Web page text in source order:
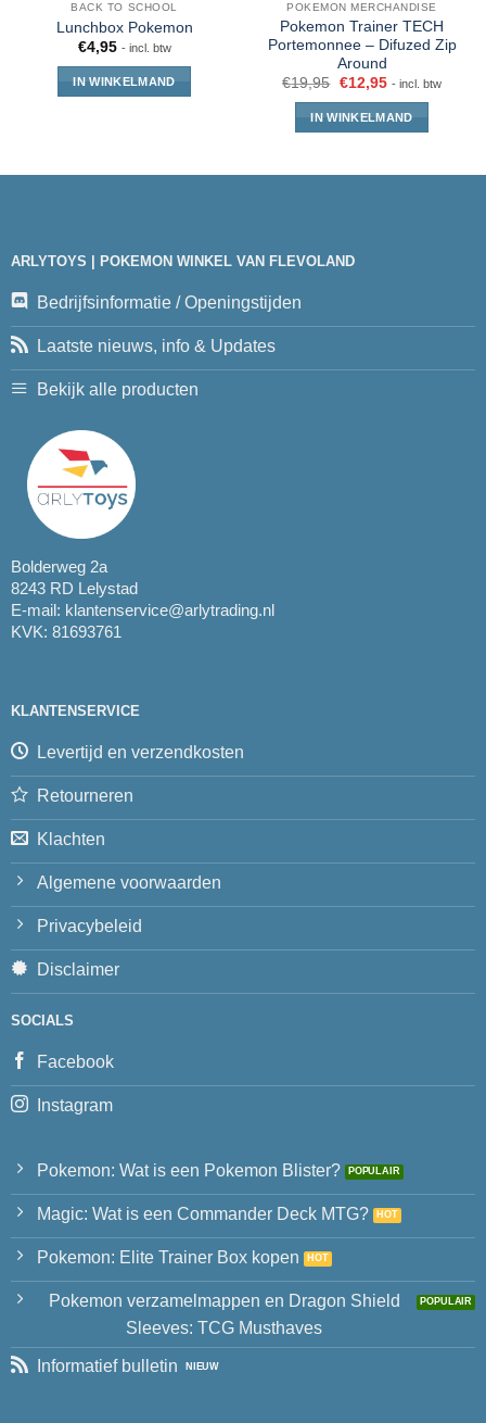
BACK TO SCHOOL
Lunchbox Pokemon
€4,95 - incl. btw
IN WINKELMAND
POKEMON MERCHANDISE
Pokemon Trainer TECH
Portemonnee – Difuzed Zip
Around
€19,95 €12,95 - incl. btw
IN WINKELMAND
ARLYTOYS | POKEMON WINKEL VAN FLEVOLAND
Bedrijfsinformatie / Openingstijden
Laatste nieuws, info & Updates
Bekijk alle producten
Bolderweg 2a
8243 RD Lelystad
E-mail: klantenservice@arlytrading.nl
KVK: 81693761
KLANTENSERVICE
Levertijd en verzendkosten
Retourneren
Klachten
Algemene voorwaarden
Privacybeleid
Disclaimer
SOCIALS
Facebook
Instagram
Pokemon: Wat is een Pokemon Blister?
Magic: Wat is een Commander Deck MTG?
Pokemon: Elite Trainer Box kopen
Pokemon verzamelmappen en Dragon Shield
Sleeves: TCG Musthaves
Informatief bulletin